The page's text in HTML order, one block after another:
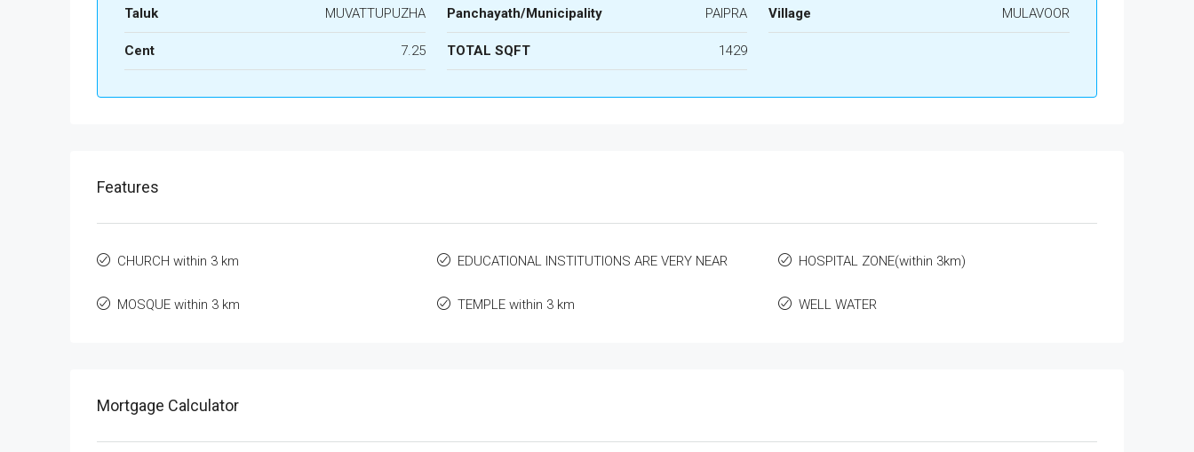
Taluk MUVATTUPUZHA Panchayath/Municipality PAIPRA Village MULAVOOR
Cent 7.25 TOTAL SQFT 1429
Features
CHURCH within 3 km EDUCATIONAL INSTITUTIONS ARE VERY NEAR HOSPITAL ZONE(within 3km)
MOSQUE within 3 km TEMPLE within 3 km WELL WATER
Mortgage Calculator